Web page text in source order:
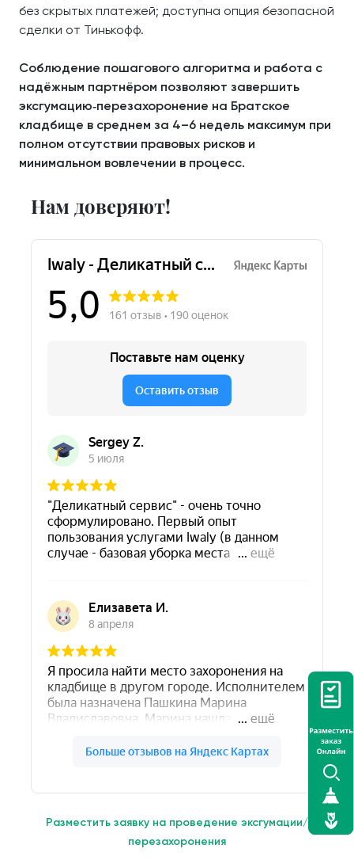
без скрытых платежей; доступна опция безопасной
сделки от Тинькофф.
Соблюдение пошагового алгоритма и работа с
надёжным партнёром позволяют завершить
эксгумацию‑перезахоронение на Братское
кладбище в среднем за 4–6 недель максимум при
полном отсутствии правовых рисков и
минимальном вовлечении в процесс.
Нам доверяют!
Разместить заявку на проведение эксгумации/
перезахоронения